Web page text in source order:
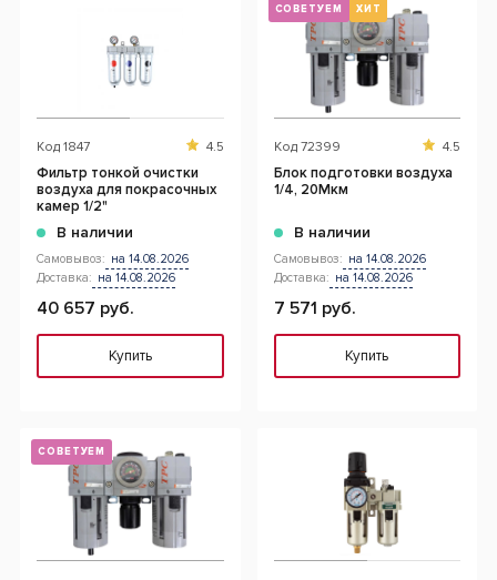
Код 1847 4.5
Фильтр тонкой очистки
воздуха для покрасочных
камер 1/2"
В наличии
Самовывоз: на 14.08.2026
Доставка: на 14.08.2026
40 657 руб.
Купить
СОВЕТУЕМ ХИТ
Код 72399 4.5
Блок подготовки воздуха
1/4, 20Мкм
В наличии
Самовывоз: на 14.08.2026
Доставка: на 14.08.2026
7 571 руб.
Купить
СОВЕТУЕМ